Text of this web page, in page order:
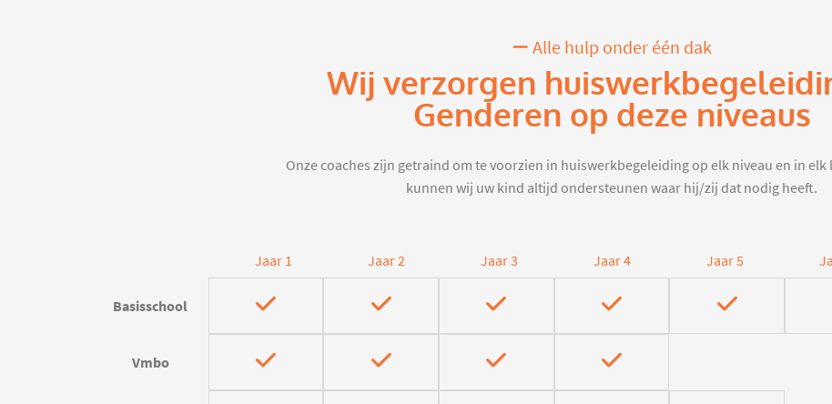
Alle hulp onder één dak
Wij verzorgen
Genderen op deze niveaus
Onze coaches zijn getraind om te voorzien in huiswerkbegeleiding op elk niveau en in
kunnen wij uw kind altijd ondersteunen waar hij/zij dat nodig heeft.
Jaar 1 Jaar 2 Jaar 3 Jaar 4 Jaar 5
Basisschool
Vmbo